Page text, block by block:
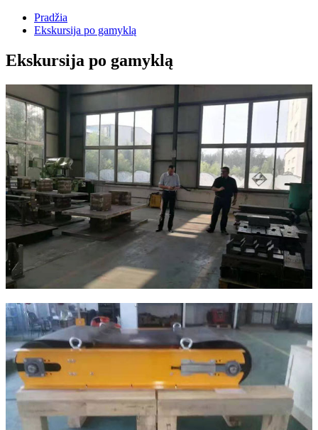
Pradžia
Ekskursija po gamyklą
Ekskursija po gamyklą